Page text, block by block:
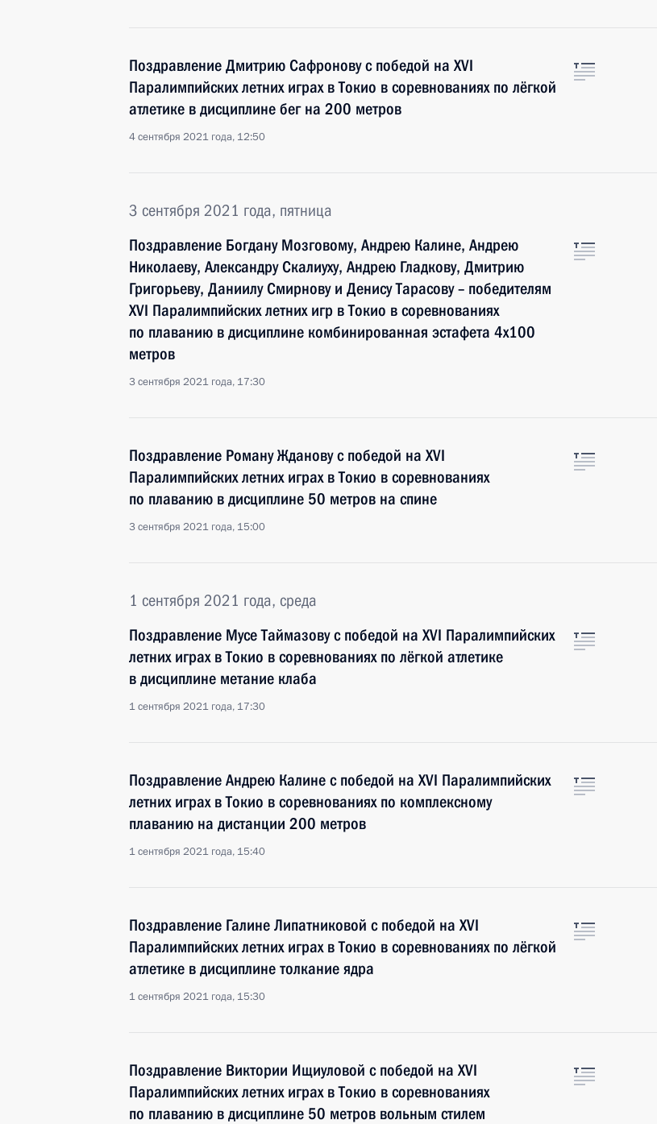
Поздравление Дмитрию Сафронову с победой на XVI
Паралимпийских летних играх в Токио в соревнованиях по лёгкой
атлетике в дисциплине бег на 200 метров
4 сентября 2021 года, 12:50
3 сентября 2021 года, пятница
Поздравление Богдану Мозговому, Андрею Калине, Андрею
Николаеву, Александру Скалиуху, Андрею Гладкову, Дмитрию
Григорьеву, Даниилу Смирнову и Денису Тарасову – победителям
XVI Паралимпийских летних игр в Токио в соревнованиях
по плаванию в дисциплине комбинированная эстафета 4x100
метров
3 сентября 2021 года, 17:30
Поздравление Роману Жданову с победой на XVI
Паралимпийских летних играх в Токио в соревнованиях
по плаванию в дисциплине 50 метров на спине
3 сентября 2021 года, 15:00
1 сентября 2021 года, среда
Поздравление Мусе Таймазову с победой на XVI Паралимпийских
летних играх в Токио в соревнованиях по лёгкой атлетике
в дисциплине метание клаба
1 сентября 2021 года, 17:30
Поздравление Андрею Калине с победой на XVI Паралимпийских
летних играх в Токио в соревнованиях по комплексному
плаванию на дистанции 200 метров
1 сентября 2021 года, 15:40
Поздравление Галине Липатниковой с победой на XVI
Паралимпийских летних играх в Токио в соревнованиях по лёгкой
атлетике в дисциплине толкание ядра
1 сентября 2021 года, 15:30
Поздравление Виктории Ищиуловой с победой на XVI
Паралимпийских летних играх в Токио в соревнованиях
по плаванию в дисциплине 50 метров вольным стилем